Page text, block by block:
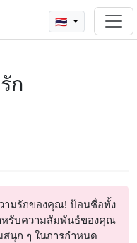
🇹🇭
ก
ามรักของคุณ! ป้อนชื่อทั้ง
หรับความสัมพันธ์ของคุณ
นุก ๆ ในการกำหนด